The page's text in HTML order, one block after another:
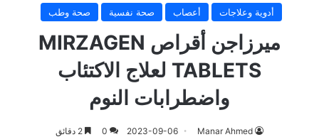
أدوية وعلاجات أعصاب صحة نفسية صحة وطب
ميرزاجن أقراص MIRZAGEN
TABLETS لعلاج الاكتئاب
واضطرابات النوم
Manar Ahmed
2023-09-06
0